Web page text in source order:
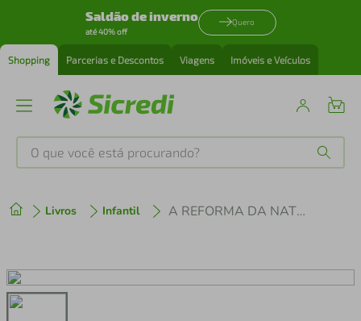
Saldão de inverno
até 40% off
Quero
Shopping Parcerias e Descontos Viagens Imóveis e Veículos
O que você está procurando?
Livros Infantil A REFORMA DA NATUREZA
2º cafeteira